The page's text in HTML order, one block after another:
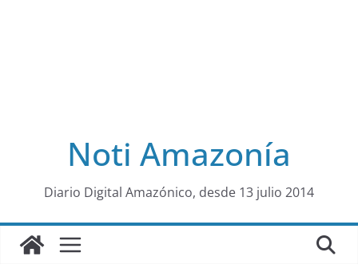
al
Noti Amazonía
Diario Digital Amazónico, desde 13 julio 2014